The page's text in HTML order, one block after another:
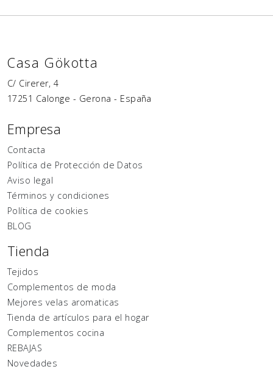
Casa Gökotta
C/ Cirerer, 4
17251 Calonge - Gerona - España
Empresa
Contacta
Política de Protección de Datos
Aviso legal
Términos y condiciones
Política de cookies
BLOG
Tienda
Tejidos
Complementos de moda
Mejores velas aromaticas
Tienda de artículos para el hogar
Complementos cocina
REBAJAS
Novedades